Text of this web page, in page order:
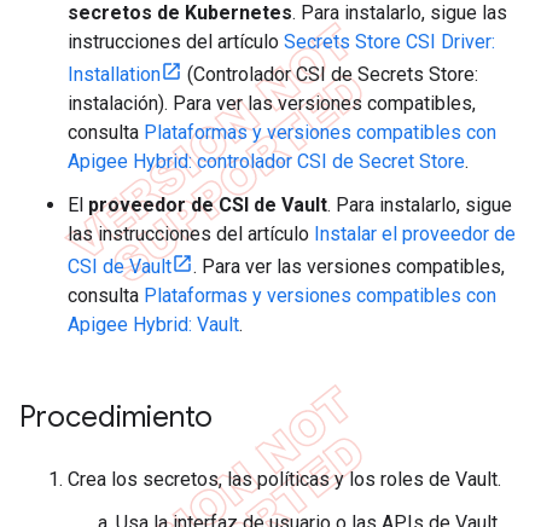
secretos de Kubernetes. Para instalarlo, sigue las
instrucciones del artículo Secrets Store CSI Driver:
Installation
(Controlador CSI de Secrets Store:
instalación). Para ver las versiones compatibles,
consulta Plataformas y versiones compatibles con
Apigee Hybrid: controlador CSI de Secret Store.
El proveedor de CSI de Vault. Para instalarlo, sigue
las instrucciones del artículo Instalar el proveedor de
CSI de Vault
. Para ver las versiones compatibles,
consulta Plataformas y versiones compatibles con
Apigee Hybrid: Vault.
Procedimiento
Crea los secretos, las políticas y los roles de Vault.